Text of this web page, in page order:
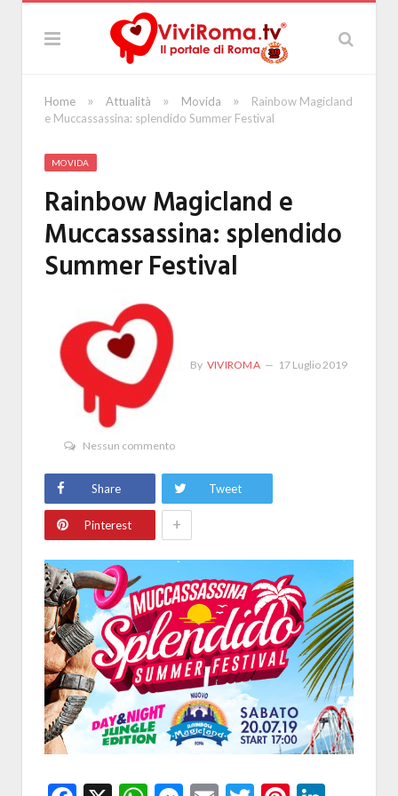
Home » Attualità » Movida »
Rainbow Magicland
e Muccassassina: splendido Summer Festival
MOVIDA
Rainbow Magicland e
Muccassassina: splendido
Summer Festival
By VIVIROMA 17 Luglio 2019
Nessun commento
Share Tweet
Pinterest +